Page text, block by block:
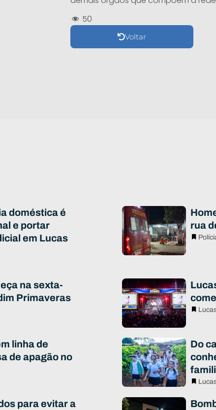
50
Voltar
doméstica é
e portar
em Lucas
rua
na sexta-
Primaveras
linha de
de apagão no
Do
para evitar a